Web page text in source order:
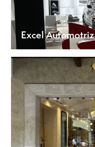
Excel Automotriz